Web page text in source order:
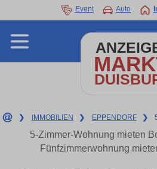
Event Auto
❯ IMMOBILIEN ❯ EPPENDORF ❯
5-Zimmer-Wohnung mieten
Fünfzimmerwohnung